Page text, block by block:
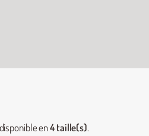
en4 taille(s).